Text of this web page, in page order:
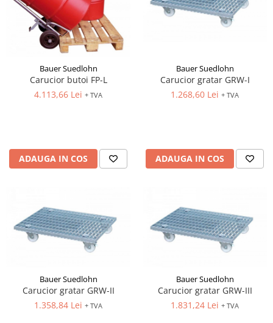
Bauer Suedlohn
Carucior butoi FP-L
4.113,66 Lei + TVA
ADAUGA IN COS
Bauer Suedlohn
Carucior gratar GRW-I
1.268,60 Lei + TVA
ADAUGA IN COS
Bauer Suedlohn
Carucior gratar GRW-II
1.358,84 Lei + TVA
Bauer Suedlohn
Carucior gratar GRW-III
1.831,24 Lei + TVA